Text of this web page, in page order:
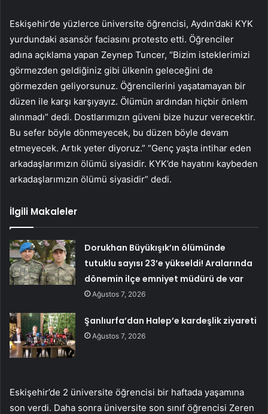
Eskişehir’de yüzlerce üniversite öğrencisi, Aydın’daki KYK
yurdundaki asansör faciasını protesto etti. Öğrenciler
adına açıklama yapan Zeynep Tuncer, “Bizim isteklerimizi
görmezden geldiğiniz gibi ülkenin geleceğini de
görmezden geliyorsunuz. Öğrencilerini yaşatamayan bir
düzen ile karşı karşıyayız. Ölümün ardından hiçbir önlem
alınmadı” dedi. Dostlarımızın güveni bize huzur verecektir.
Bu sefer böyle dönmeyecek, bu düzen böyle devam
etmeyecek. Artık yeter diyoruz.” “Genç yaşta intihar eden
arkadaşlarımızın ölümü siyasidir. KYK’de hayatını kaybeden
arkadaşlarımızın ölümü siyasidir” dedi.
İlgili Makaleler
Dorukhan Büyükışık’ın ölümünde
tutuklu sayısı 23’e yükseldi! Aralarında
dönemin ilçe emniyet müdürü de var
Ağustos 7, 2026
Şanlıurfa’dan Halep’e kardeşlik ziyareti
Ağustos 7, 2026
Eskişehir’de 2 üniversite öğrencisi bir haftada yaşamına
son verdi. Daha sonra üniversite son sınıf öğrencisi Zeren